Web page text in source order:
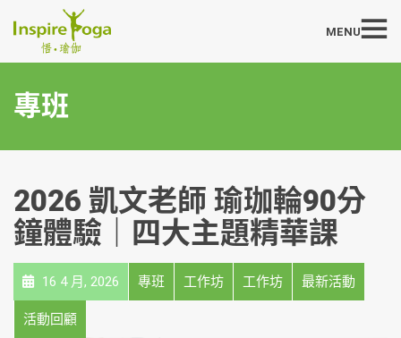
MENU
專班
2026 凱文老師 瑜珈輪90分
鐘體驗｜四大主題精華課
16 4 月, 2026 專班 工作坊 工作坊 最新活動
活動回顧